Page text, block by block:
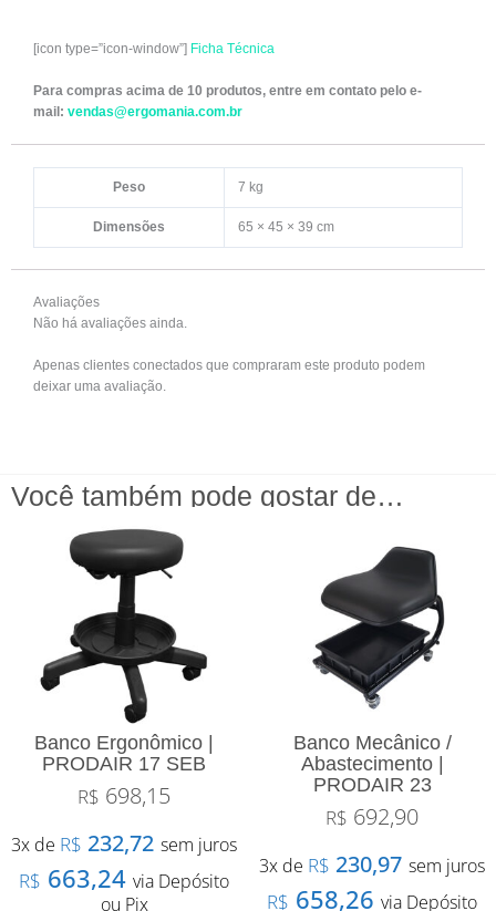
[icon type=”icon-window”] Ficha Técnica
Para compras acima de 10 produtos, entre em contato pelo e-
mail: vendas@ergomania.com.br
Peso 7 kg
Dimensões 65 × 45 × 39 cm
Avaliações
Não há avaliações ainda.
Apenas clientes conectados que compraram este produto podem
deixar uma avaliação.
Você também pode gostar de…
Banco Ergonômico |
PRODAIR 17 SEB
R$ 698,15
3x de R$ 232,72 sem juros
R$ 663,24 via Depósito
ou Pix
Banco Mecânico /
Abastecimento |
PRODAIR 23
R$ 692,90
3x de R$ 230,97 sem juros
R$ 658,26 via Depósito